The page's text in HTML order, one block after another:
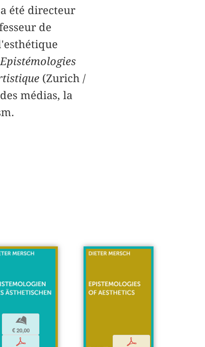
été directeur
de
Epistémologies
(Zurich /
médias, la
b
€ 20,00
p p